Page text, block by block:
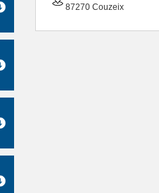
87270 Couzeix